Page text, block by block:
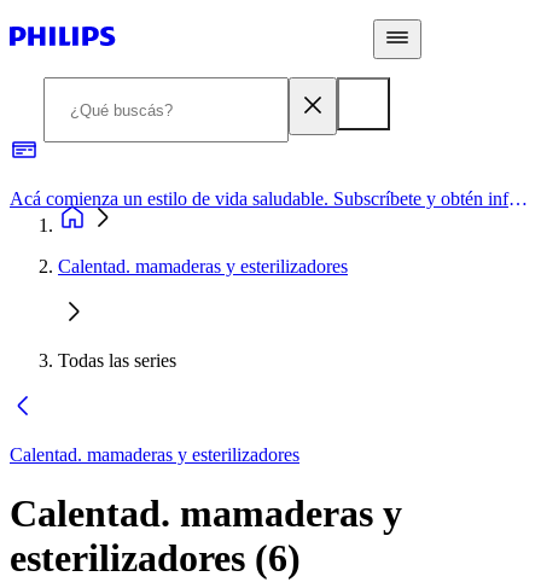
Acá comienza un estilo de vida saludable. Subscríbete y obtén información de primera mano
Calentad. mamaderas y esterilizadores
Todas las series
Calentad. mamaderas y esterilizadores
Calentad. mamaderas y
esterilizadores (6)